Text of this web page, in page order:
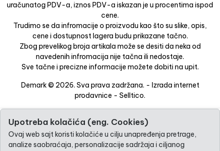
uračunatog PDV-a, iznos PDV-a iskazan je u procentima ispod
cene.
Trudimo se da infromacije o proizvodu kao što su slike, opis,
cene i dostupnost lagera budu prikazane tačno.
Zbog prevelikog broja artikala može se desiti da neka od
navedenih infromacija nije tačna ili nedostaje.
Sve tačne i precizne informacije možete dobiti na upit.
Demark © 2026. Sva prava zadržana. - Izrada internet
prodavnice - Selltico.
Upotreba kolačića (eng. Cookies)
Ovaj web sajt koristi kolačiće u cilju unapređenja pretrage,
analize saobraćaja, personalizacije sadržaja i ciljanog